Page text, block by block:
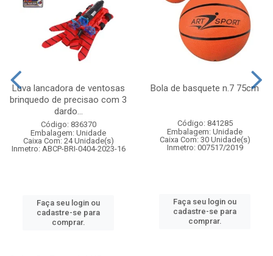
Luva lancadora de ventosas
brinquedo de precisao com 3
dardo...
Código: 836370
Embalagem: Unidade
Caixa Com: 24 Unidade(s)
Inmetro: ABCP-BRI-0404-2023-16
Faça seu login ou
cadastre-se para
comprar.
Bola de basquete n.7 75cm
Código: 841285
Embalagem: Unidade
Caixa Com: 30 Unidade(s)
Inmetro: 007517/2019
Faça seu login ou
cadastre-se para
comprar.